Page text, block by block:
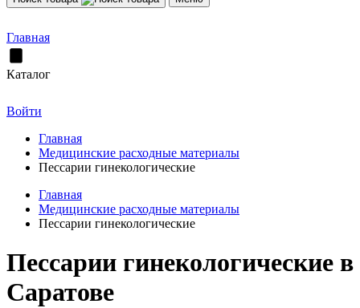
Главная
Каталог
Войти
Главная
Медицинские расходные материалы
Пессарии гинекологические
Главная
Медицинские расходные материалы
Пессарии гинекологические
Пессарии гинекологические в
Саратове